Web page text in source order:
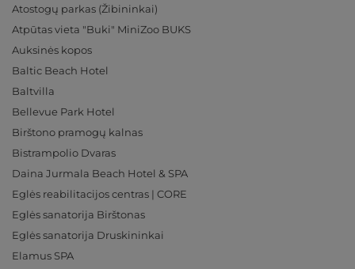
Atostogų parkas (Žibininkai)
Atpūtas vieta "Buki" MiniZoo BUKS
Auksinės kopos
Baltic Beach Hotel
Baltvilla
Bellevue Park Hotel
Birštono pramogų kalnas
Bistrampolio Dvaras
Daina Jurmala Beach Hotel & SPA
Eglės reabilitacijos centras | CORE
Eglės sanatorija Birštonas
Eglės sanatorija Druskininkai
Elamus SPA